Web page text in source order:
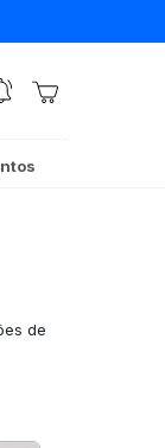
de